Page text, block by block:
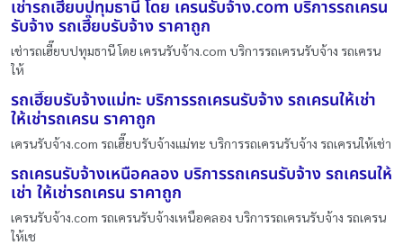
เช่ารถเฮี๊ยบปทุมธานี โดย เครนรับจ้าง.com บริการรถเครน
รับจ้าง รถเฮี๊ยบรับจ้าง ราคาถูก
เช่ารถเฮี๊ยบปทุมธานี โดย เครนรับจ้าง.com บริการรถเครนรับจ้าง รถเครน
ให้
รถเฮี๊ยบรับจ้างแม่ทะ บริการรถเครนรับจ้าง รถเครนให้เช่า
ให้เช่ารถเครน ราคาถูก
เครนรับจ้าง.com รถเฮี๊ยบรับจ้างแม่ทะ บริการรถเครนรับจ้าง รถเครนให้เช่า
รถเครนรับจ้างเหนือคลอง บริการรถเครนรับจ้าง รถเครนให้
เช่า ให้เช่ารถเครน ราคาถูก
เครนรับจ้าง.com รถเครนรับจ้างเหนือคลอง บริการรถเครนรับจ้าง รถเครน
ให้เช